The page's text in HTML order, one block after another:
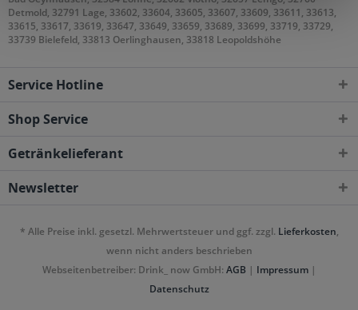
Detmold, 32791 Lage, 33602, 33604, 33605, 33607, 33609, 33611, 33613,
33615, 33617, 33619, 33647, 33649, 33659, 33689, 33699, 33719, 33729,
33739 Bielefeld, 33813 Oerlinghausen, 33818 Leopoldshöhe
Service Hotline
Shop Service
Getränkelieferant
Newsletter
* Alle Preise inkl. gesetzl. Mehrwertsteuer und ggf. zzgl. Lieferkosten,
wenn nicht anders beschrieben
Webseitenbetreiber: Drink_ now GmbH: AGB | Impressum|
Datenschutz